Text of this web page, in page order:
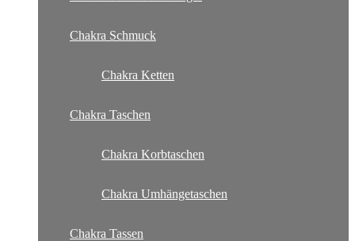
Chakra Schmuck
Chakra Ketten
Chakra Taschen
Chakra Korbtaschen
Chakra Umhängetaschen
Chakra Tassen